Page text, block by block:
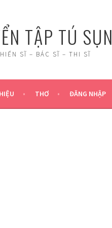
TẬP TÚ SỤN
SĨ – BÁC SĨ – THI SĨ
THƠ ĐĂNG NHẬP